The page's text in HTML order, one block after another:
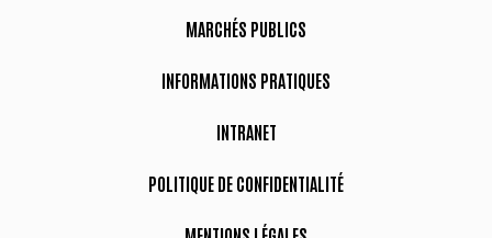
MARCHÉS PUBLICS
INFORMATIONS PRATIQUES
INTRANET
POLITIQUE DE CONFIDENTIALITÉ